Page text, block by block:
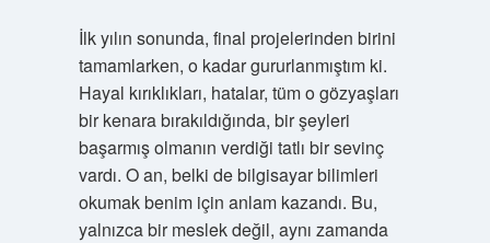
İlk yılın sonunda, final projelerinden birini
tamamlarken, o kadar gururlanmıştım ki.
Hayal kırıklıkları, hatalar, tüm o gözyaşları
bir kenara bırakıldığında, bir şeyleri
başarmış olmanın verdiği tatlı bir sevinç
vardı. O an, belki de bilgisayar bilimleri
okumak benim için anlam kazandı. Bu,
yalnızca bir meslek değil, aynı zamanda